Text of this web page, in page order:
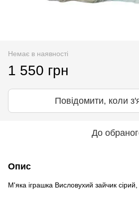
Немає в наявності
1 550 грн
Повідомити, коли
До
Опис
М'яка іграшка Висловухий зайчик